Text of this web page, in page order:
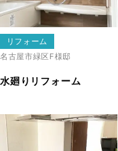
リフォーム
名古屋市緑区F様邸
水廻りリフォーム